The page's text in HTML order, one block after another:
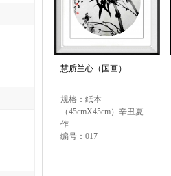
慧质兰心（国画）
规格：纸本
（45cmX45cm）辛丑夏
作
编号：017